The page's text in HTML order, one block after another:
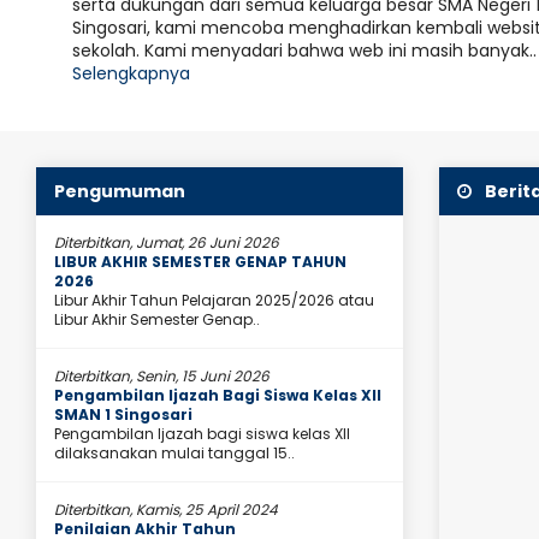
serta dukungan dari semua keluarga besar SMA Negeri 1
Singosari, kami mencoba menghadirkan kembali
sekolah. Kami menyadari bahwa web ini masih banyak..
Selengkapnya
Disetiap Kesulitan Pasti Ada
Motivasi
Prestasi 2026
tahun 2026. Sekolah yang..
hingga
Pengumuman
Diterbitkan, Jumat, 26 Juni 2026
LIBUR AKHIR SEMESTER GENAP TAHUN
2026
Libur Akhir Tahun Pelajaran 2025/2026 atau
Libur Akhir Semester Genap..
Diterbitkan, Senin, 15 Juni 2026
Pengambilan Ijazah Bagi Siswa Kelas XII
SMAN 1 Singosari
Pengambilan Ijazah bagi siswa kelas XII
dilaksanakan mulai tanggal 15..
Diterbitkan, Kamis, 25 April 2024
Penilaian Akhir Tahun